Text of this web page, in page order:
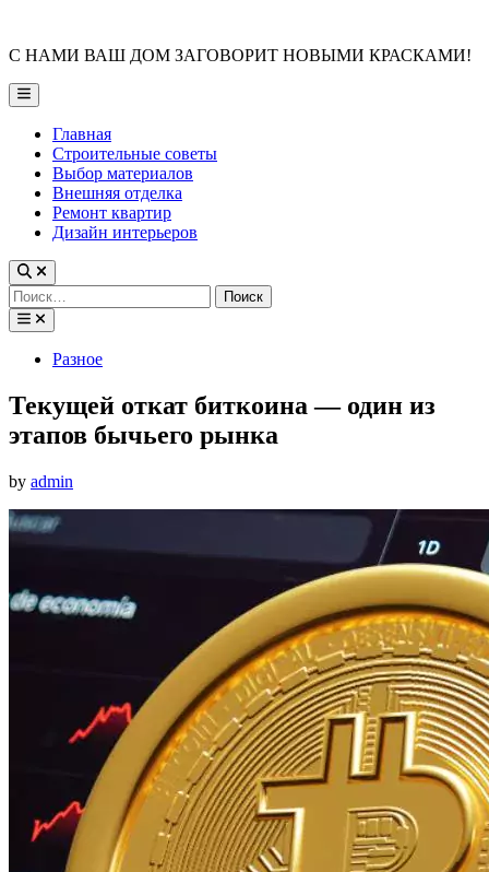
content
С НАМИ ВАШ ДОМ ЗАГОВОРИТ НОВЫМИ КРАСКАМИ!
Main
Menu
Главная
Строительные советы
Выбор материалов
Внешняя отделка
Ремонт квартир
Дизайн интерьеров
Найти:
PostedРазное
Текущей откат биткоина — один из
этапов бычьего рынка
by admin